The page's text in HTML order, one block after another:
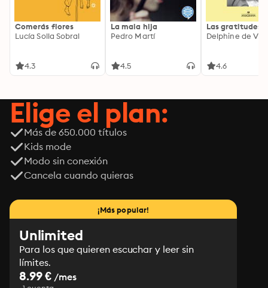
Comerás flores
Lucía Solla Sobral
4.3
La mala hija
Pedro Martí
4.5
Las gratitudes
Delphine de
4.6
Elige el plan:
Más de 650.000 títulos
Kids mode
Modo sin conexión
Cancela cuando quieras
¡Más popular!
Unlimited
Para los que quieren escuchar y leer sin
límites.
8.99 € /mes